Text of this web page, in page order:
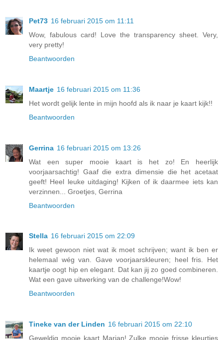
Pet73 16 februari 2015 om 11:11
Wow, fabulous card! Love the transparency sheet. Very,
very pretty!
Beantwoorden
Maartje 16 februari 2015 om 11:36
Het wordt gelijk lente in mijn hoofd als ik naar je kaart kijk!!
Beantwoorden
Gerrina 16 februari 2015 om 13:26
Wat een super mooie kaart is het zo! En heerlijk
voorjaarsachtig! Gaaf die extra dimensie die het acetaat
geeft! Heel leuke uitdaging! Kijken of ik daarmee iets kan
verzinnen... Groetjes, Gerrina
Beantwoorden
Stella 16 februari 2015 om 22:09
Ik weet gewoon niet wat ik moet schrijven; want ik ben er
helemaal wég van. Gave voorjaarskleuren; heel fris. Het
kaartje oogt hip en elegant. Dat kan jij zo goed combineren.
Wat een gave uitwerking van de challenge!Wow!
Beantwoorden
Tineke van der Linden 16 februari 2015 om 22:10
Geweldig mooie kaart Marjan! Zulke mooie frisse kleurtjes